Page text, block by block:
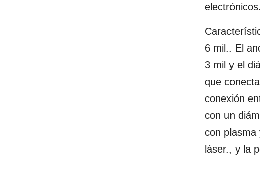
6 mil.. El
3 mil y el
que
conexión
con un
con plasma
láser., y la